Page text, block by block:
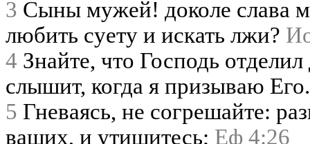
3 Сыны мужей! доколе слава
любить суету и искать лжи?
4 Знайте, что Господь
слышит, когда я призываю Его.
5 Гневаясь, не согрешайте:
ваших, и утишитесь; Еф 4:26